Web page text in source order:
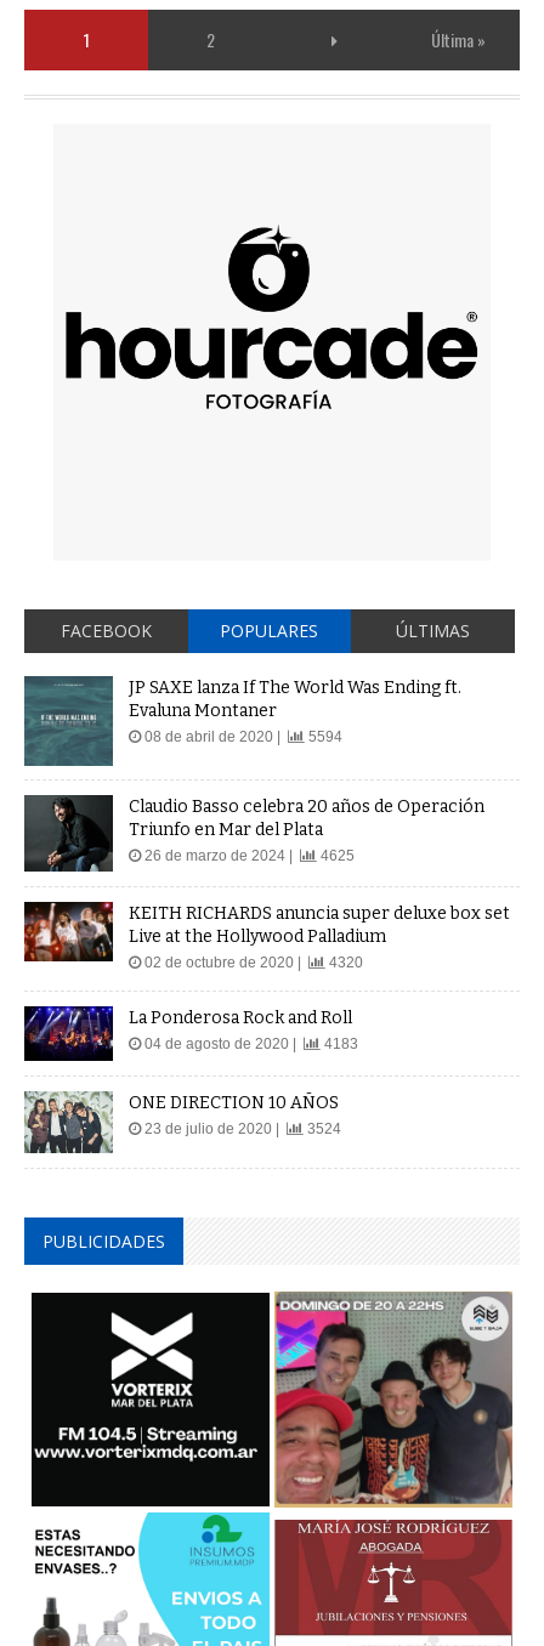
1 2 Última »
FACEBOOK POPULARES ÚLTIMAS
JP SAXE lanza If The World Was Ending ft.
Evaluna Montaner
08 de abril de 2020 | 5594
Claudio Basso celebra 20 años de Operación
Triunfo en Mar del Plata
26 de marzo de 2024 | 4625
KEITH RICHARDS anuncia super deluxe box set
Live at the Hollywood Palladium
02 de octubre de 2020 | 4320
La Ponderosa Rock and Roll
04 de agosto de 2020 | 4183
ONE DIRECTION 10 AÑOS
23 de julio de 2020 | 3524
PUBLICIDADES